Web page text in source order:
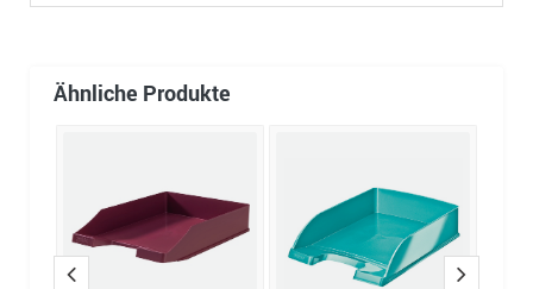
Ähnliche Produkte